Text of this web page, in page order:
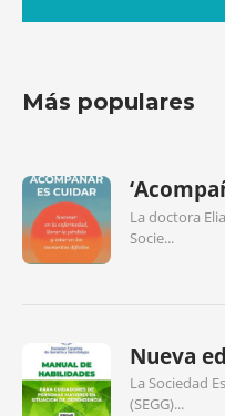
Más populares
La doctora
Socie...
Nueva
La Sociedad
(SEGG)...